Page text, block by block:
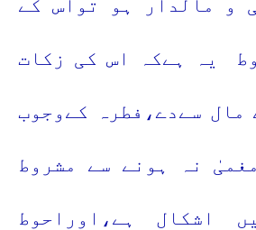
و مالدار ہو تواس کے
یہ ہےکہ اس کی زکات
مال سےدے،فطرہ کےوجوب
نہ ہونے سے مشروط
اشکال ہے،اوراحوط